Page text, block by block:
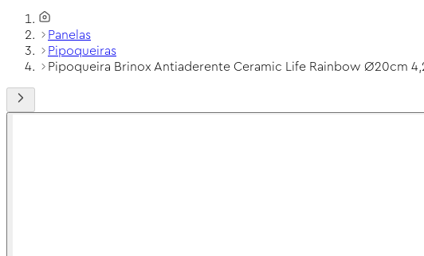
Panelas
Pipoqueiras
Pipoqueira Brinox Antiaderente Ceramic Life Rainbow Ø20cm